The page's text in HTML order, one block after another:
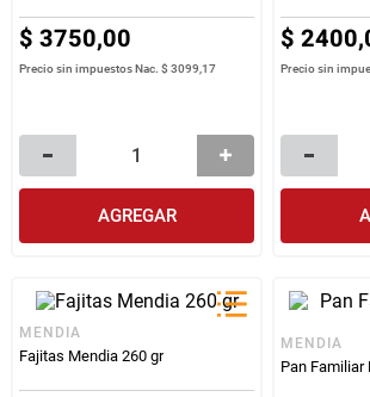
$ 3750,00
Precio sin impuestos Nac.$ 3099,17
AGREGAR
$ 2400,
Precio sin
MENDIA
Fajitas Mendia 260 gr
MENDIA
Pan Familiar